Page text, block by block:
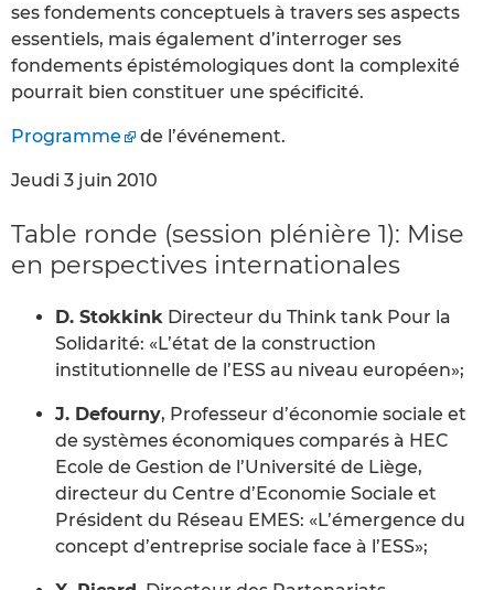
ses fondements conceptuels à travers ses aspects
essentiels, mais également d’interroger ses
fondements épistémologiques dont la complexité
pourrait bien constituer une spécificité.
Programme de l’événement.
Jeudi 3 juin 2010
Table ronde (session plénière 1): Mise
en perspectives internationales
D. Stokkink Directeur du Think tank Pour la
Solidarité: «L’état de la construction
institutionnelle de l’ESS au niveau européen»;
J. Defourny, Professeur d’économie sociale et
de systèmes économiques comparés à HEC
Ecole de Gestion de l’Université de Liège,
directeur du Centre d’Economie Sociale et
Président du Réseau EMES: «L’émergence du
concept d’entreprise sociale face à l’ESS»;